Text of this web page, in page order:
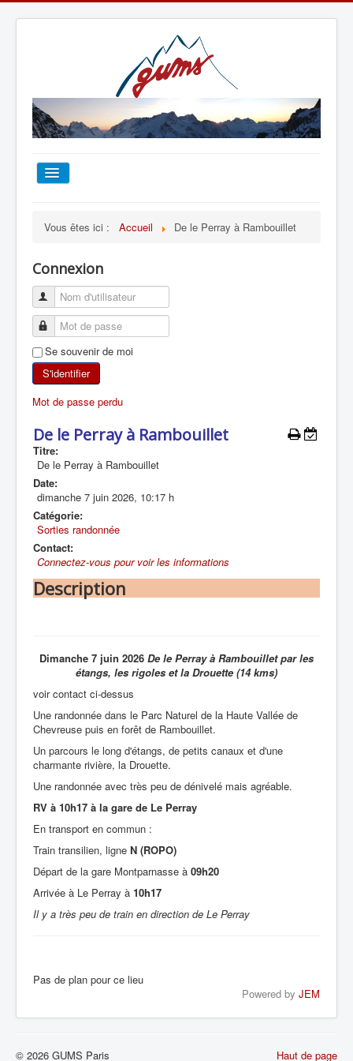
ESCALADE
ALPINISME
SKI DE RANDONNÉE
RANDONNÉE PÉDESTRE
RANDONNÉE SPORTIVE
Vous êtes ici : Accueil De le Perray à Rambouillet
Connexion
Se souvenir de moi
S'identifier
Mot de passe perdu
De le Perray à Rambouillet
Titre:
De le Perray à Rambouillet
Date:
dimanche 7 juin 2026, 10:17 h
Catégorie:
Sorties randonnée
Contact:
Connectez-vous pour voir les informations
Description
Dimanche 7 juin 2026 De le Perray à Rambouillet par les
étangs, les rigoles et la Drouette (14 kms)
voir contact ci-dessus
Une randonnée dans le Parc Naturel de la Haute Vallée de
Chevreuse puis en forêt de Rambouillet.
Un parcours le long d'étangs, de petits canaux et d'une
charmante rivière, la Drouette.
Une randonnée avec très peu de dénivelé mais agréable.
RV à 10h17 à la gare de Le Perray
En transport en commun :
Train transilien, ligne N (ROPO)
Départ de la gare Montparnasse à 09h20
Arrivée à Le Perray à 10h17
Il y a très peu de train en direction de Le Perray
Pas de plan pour ce lieu
Powered by JEM
Haut de page
© 2026 GUMS Paris